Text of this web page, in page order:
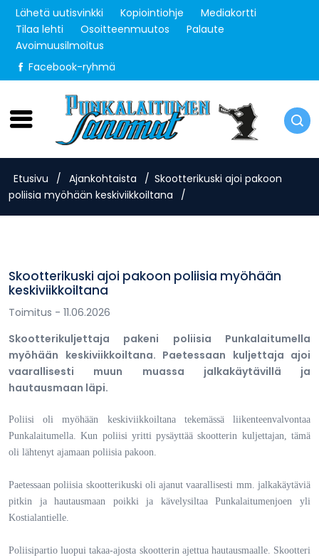
Lähetä uutisvinkki Kopiointiohje
Mediakortti
Tilaa lehti
Osoitteenmuutos
Palaute
Avoimuusilmoitus
Facebook-ryhmä
Torstai 6.8.2026
Etusivu / Ajankohtaista / Skootterikuski ajoi pakoon
poliisia myöhään keskiviikkoiltana
/
Skootterikuski ajoi pakoon poliisia myöhään
keskiviikkoiltana
Toimitus - 11.06.2026
Skootterikuljettaja pakeni poliisia Punkalaitumella
myöhään keskiviikkoiltana. Paetessaan kuljettaja ajoi
vaarallisesti muun muassa jalkakäytävillä ja
hautausmaan läpi.
Poliisi oli myöhään keskiviikkoiltana tekemässä liikenteenvalvontaa
Punkalaitumella. Kun poliisi yritti pysäyttää skootterin kuljettajan, tämä
oli lähtenyt ajamaan poliisia pakoon.
Paetessaan poliisia skootterikuski oli ajanut vaarallisesti mm. jalkakäytäviä
pitkin ja hautausmaan poikki ja kävelysiltaa Punkalaitumenjoen yli
Kostialantielle.
Poliisipartio luopui takaa-ajosta skootterin ajettua hautausmaalle. Skootteri